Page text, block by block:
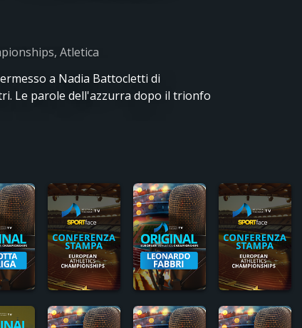
Atletica
a Nadia Battocletti di
Le parole dell'azzurra dopo il trionfo